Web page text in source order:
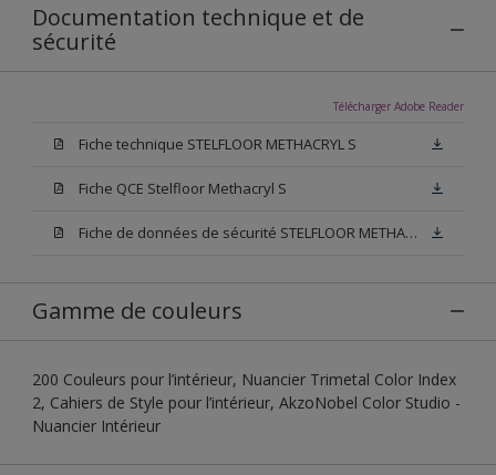
Documentation technique et de
sécurité
Télécharger Adobe Reader
Fiche technique STELFLOOR METHACRYL S
Fiche QCE Stelfloor Methacryl S
Fiche de données de sécurité STELFLOOR METHACRYL S
Gamme de couleurs
200 Couleurs pour l’intérieur, Nuancier Trimetal Color Index
2, Cahiers de Style pour l’intérieur, AkzoNobel Color Studio -
Nuancier Intérieur